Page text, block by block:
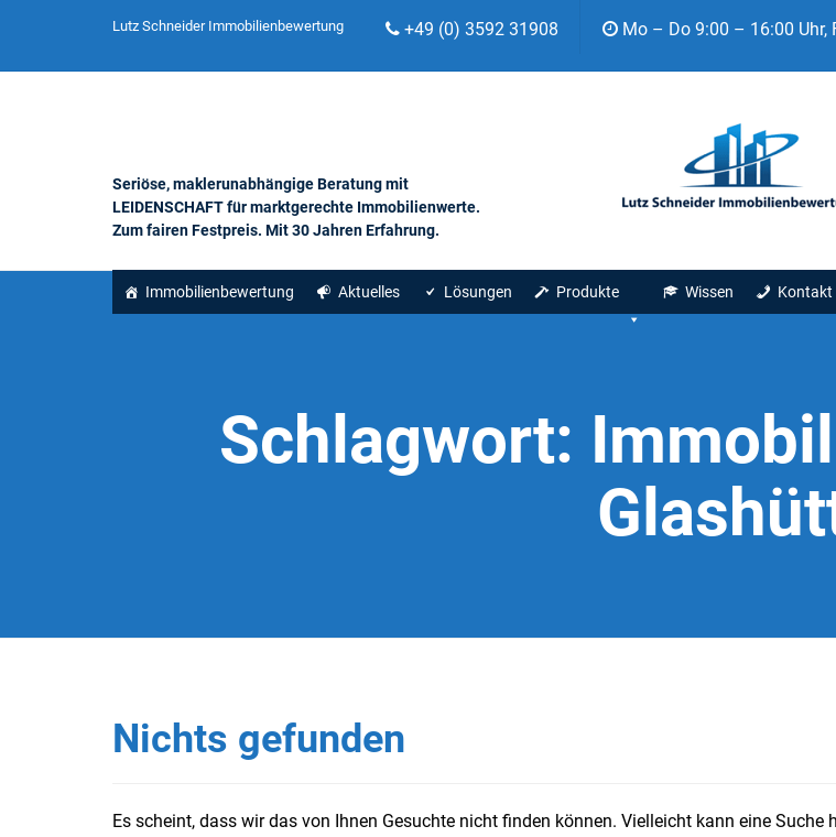
Lutz Schneider Immobilienbewertung +49 (0) 3592 31908 Mo – Do 9:00 – 16:00 Uhr,
Seriöse, maklerunabhängige Beratung mit
LEIDENSCHAFT für marktgerechte Immobilienwerte.
Zum fairen Festpreis. Mit 30 Jahren Erfahrung.
Immobilienbewertung Aktuelles Lösungen Produkte Wissen Kontakt
Schlagwort:
Nichts gefunden
Es scheint, dass wir das von Ihnen Gesuchte nicht finden können. Vielleicht kann eine Suche